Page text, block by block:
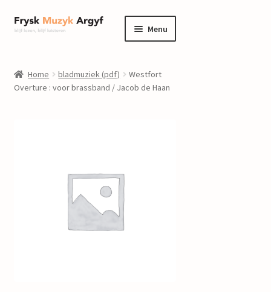
Ga
door
navigatie
Ga
naar
inhoud
Menu
informatie
Submenu
Home bladmuziek (pdf)
Westfort
Overture : voor brassband / Jacob de Haan